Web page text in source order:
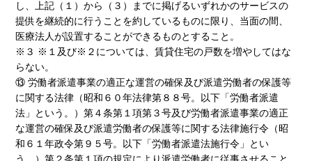
し、上記（１）から（３）までに掲げるいずれかのサービスの
提供を継続的に行うことを約しているものに限り、当面の間、
医療法人が設置することができるものとすること。
※３ ※１及び※２については、賃貸住宅の戸数を増やしてはな
らない。
⑬ 労働者派遣事業の適正な運営の確保及び派遣労働者の保護等
に関する法律（昭和６０年法律第８８号。以下「労働者派遣
法」という。）第４条第１項第３号及び労働者派遣事業の適正
な運営の確保及び派遣労働者の保護等に関する法律施行令（昭
和６１年政令第９５号。以下「労働者派遣法施行令」とい